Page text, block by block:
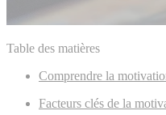
Table des matières
Comprendre la
Facteurs clés de la